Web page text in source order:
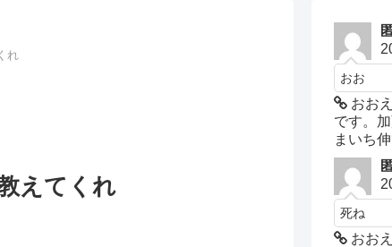
れ
えてくれ
おお
おお
です。
まいち
死ね
おお